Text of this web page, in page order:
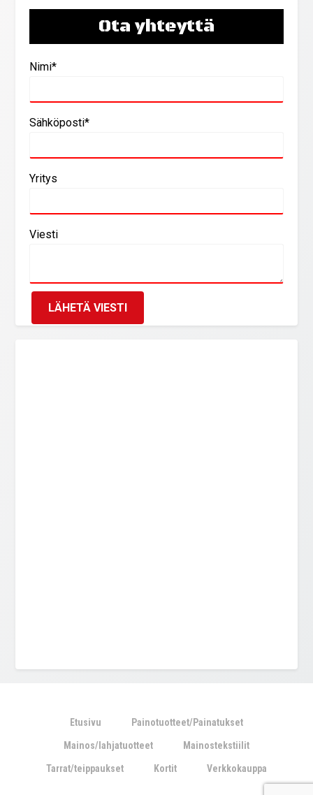
Ota yhteyttä
Nimi*
Sähköposti*
Yritys
Viesti
Etusivu Painotuotteet/Painatukset
Mainos/lahjatuotteet Mainostekstiilit
Tarrat/teippaukset Kortit Verkkokauppa